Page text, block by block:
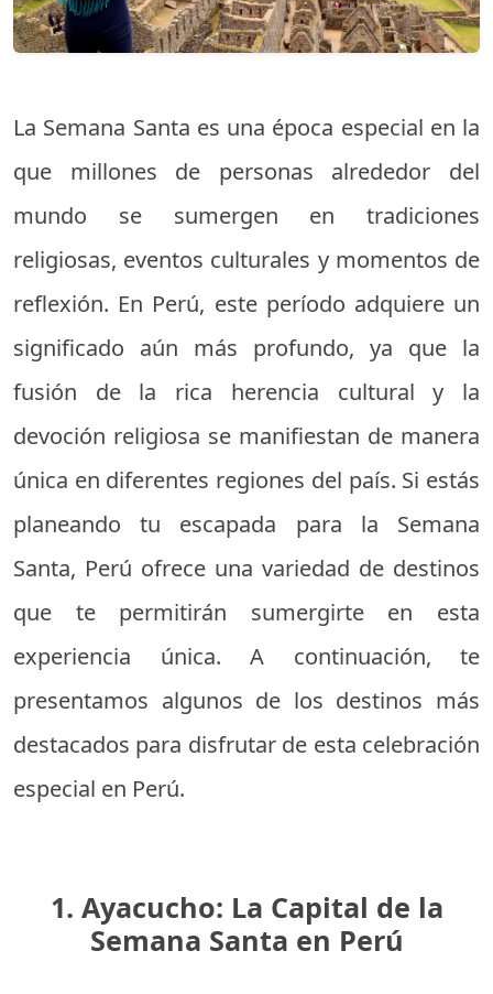
La Semana Santa es una época especial en la
que millones de personas alrededor del
mundo se sumergen en tradiciones
religiosas, eventos culturales y momentos de
reflexión. En Perú, este período adquiere un
significado aún más profundo, ya que la
fusión de la rica herencia cultural y la
devoción religiosa se manifiestan de manera
única en diferentes regiones del país. Si estás
planeando tu escapada para la Semana
Santa, Perú ofrece una variedad de destinos
que te permitirán sumergirte en esta
experiencia única. A continuación, te
presentamos algunos de los destinos más
destacados para disfrutar de esta celebración
especial en Perú.
1. Ayacucho: La Capital de la
Semana Santa en Perú